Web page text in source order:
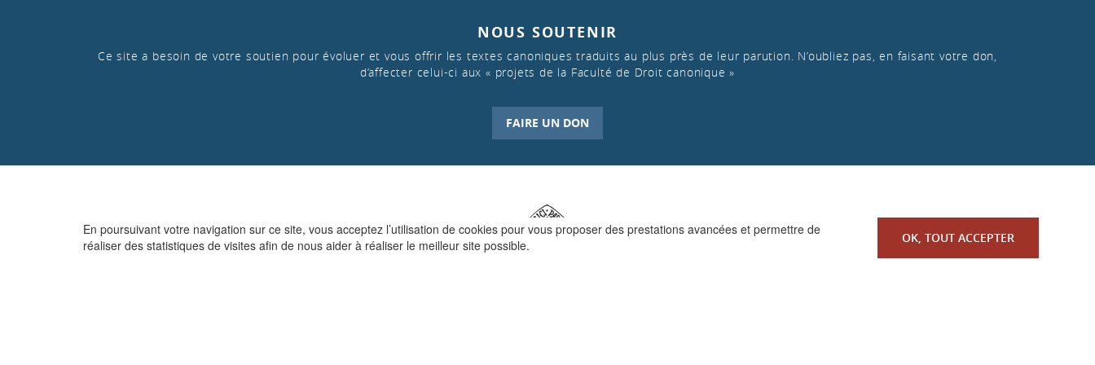
En poursuivant votre navigation sur ce site, vous acceptez l’utilisation de cookies pour vous proposer des prestations avancées et permettre de
réaliser des statistiques de visites afin de nous aider à réaliser le meilleur site possible.
OK, TOUT ACCEPTER
NOUS SOUTENIR
Ce site a besoin de votre soutien pour évoluer et vous offrir les textes canoniques traduits au plus près de leur parution. N’oubliez pas, en faisant votre don,
d’affecter celui-ci aux « projets de la Faculté de Droit canonique »
FAIRE UN DON